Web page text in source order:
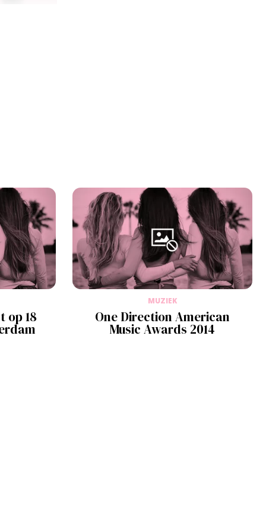
op 18
MUZIEK
One Direction American
Music Awards 2014